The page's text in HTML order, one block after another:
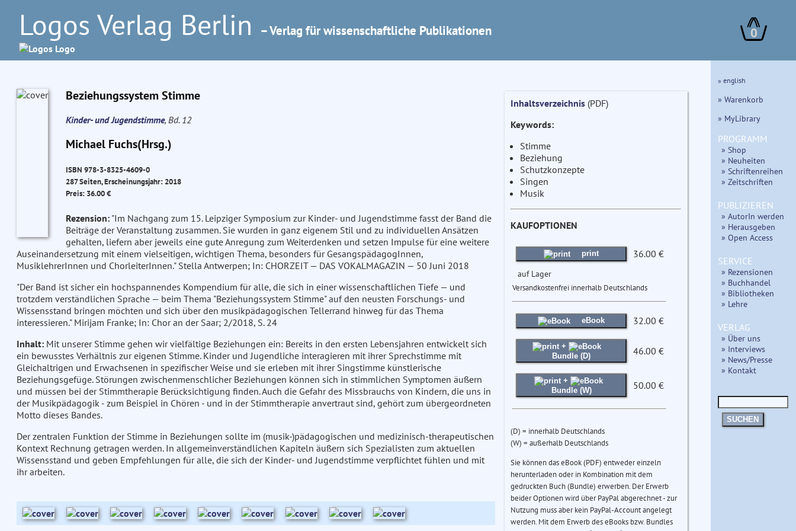
Logos Verlag Berlin – Verlag für wissenschaftliche Publikationen 0
Beziehungssystem Stimme
Kinder- und Jugendstimme, Bd. 12
Michael Fuchs(Hrsg.)
ISBN 978-3-8325-4609-0
287 Seiten, Erscheinungsjahr: 2018
Preis: 36.00 €
Rezension:"Im Nachgang zum 15. Leipziger Symposium zur Kinder- und Jugendstimme fasst der Band die
Beiträge der Veranstaltung zusammen. Sie wurden in ganz eigenem Stil und zu individuellen Ansätzen
gehalten, liefern aber jeweils eine gute Anregung zum Weiterdenken und setzen Impulse für eine weitere
Auseinandersetzung mit einem vielseitigen, wichtigen Thema, besonders für GesangspädagogInnen,
MusiklehrerInnen und ChorleiterInnen." Stella Antwerpen; In: CHORZEIT — DAS VOKALMAGAZIN — 50 Juni 2018
"Der Band ist sicher ein hochspannendes Kompendium für alle, die sich in einer wissenschaftlichen Tiefe — und
trotzdem verständlichen Sprache — beim Thema "Beziehungssystem Stimme" auf den neusten Forschungs- und
Wissensstand bringen möchten und sich über den musikpädagogischen Tellerrand hinweg für das Thema
interessieren." Mirijam Franke; In: Chor an der Saar; 2/2018, S. 24
Inhalt:Mit unserer Stimme gehen wir vielfältige Beziehungen ein: Bereits in den ersten Lebensjahren entwickelt sich
ein bewusstes Verhältnis zur eigenen Stimme. Kinder und Jugendliche interagieren mit ihrer Sprechstimme mit
Gleichaltrigen und Erwachsenen in spezifischer Weise und sie erleben mit ihrer Singstimme künstlerische
Beziehungsgefüge. Störungen zwischenmenschlicher Beziehungen können sich in stimmlichen Symptomen äußern
und müssen bei der Stimmtherapie Berücksichtigung finden. Auch die Gefahr des Missbrauchs von Kindern, die uns in
der Musikpädagogik - zum Beispiel in Chören - und in der Stimmtherapie anvertraut sind, gehört zum übergeordneten
Motto dieses Bandes.
Der zentralen Funktion der Stimme in Beziehungen sollte im (musik-)pädagogischen und medizinisch-therapeutischen
Kontext Rechnung getragen werden. In allgemeinverständlichen Kapiteln äußern sich Spezialisten zum aktuellen
Wissensstand und geben Empfehlungen für alle, die sich der Kinder- und Jugendstimme verpflichtet fühlen und mit
ihr arbeiten.
Inhaltsverzeichnis(PDF)
Keywords:
Stimme
Beziehung
Schutzkonzepte
Singen
Musik
KAUFOPTIONEN
print 36.00 €
auf Lager
Versandkostenfrei innerhalb Deutschlands
eBook 32.00 €
+
Bundle (D)
46.00 €
+
Bundle (W)
50.00 €
(D) = innerhalb Deutschlands
(W) = außerhalb Deutschlands
Sie können das eBook (PDF) entweder einzeln
herunterladen oder in Kombination mit dem
gedruckten Buch (Bundle) erwerben. Der Erwerb
beider Optionen wird über PayPal abgerechnet - zur
Nutzung muss aber kein PayPal-Account angelegt
werden. Mit dem Erwerb des eBooks bzw. Bundles
» english
» Warenkorb
» MyLibrary
PROGRAMM
» Shop
» Neuheiten
» Schriftenreihen
» Zeitschriften
PUBLIZIEREN
» AutorIn werden
» Herausgeben
» Open Access
SERVICE
» Rezensionen
» Buchhandel
» Bibliotheken
» Lehre
VERLAG
» Über uns
» Interviews
» News/Presse
» Kontakt
SUCHEN